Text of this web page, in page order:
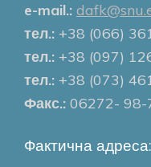
e-mail.:
тел.: +38 (066)
тел.: +38 (097)
тел.: +38 (073)
Факс.: 06272- 98-
Фактична адреса: